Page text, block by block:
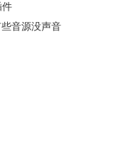
件，稍偏向于流行一些。
的话，那一定有FL
一直到现在，不断有一批
件
音源没声音